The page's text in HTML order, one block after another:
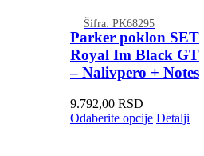
Šifra: PK68295
Parker poklon SET
Royal Im Black GT
– Nalivpero + Notes
9.792,00 RSD
Odaberite opcije Detalji